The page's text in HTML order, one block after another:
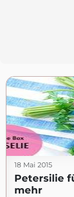
18 Mai 2015
Petersilie
mehr